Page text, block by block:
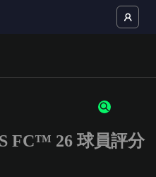
或數字
FC™ 26 球員評分